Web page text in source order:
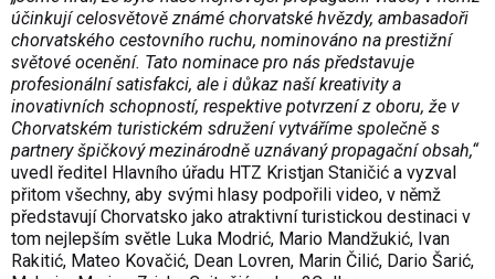
účinkují celosvětově známé chorvatské hvězdy, ambasadoři
chorvatského cestovního ruchu, nominováno na prestižní
světové ocenění. Tato nominace pro nás představuje
profesionální satisfakci, ale i důkaz naší kreativity a
inovativních schopností, respektive potvrzení z oboru, že v
Chorvatském turistickém sdružení vytváříme společně s
partnery špičkový mezinárodně uznávaný propagační obsah,“
uvedl ředitel Hlavního úřadu HTZ Kristjan Staničić a vyzval
přitom všechny, aby svými hlasy podpořili video, v němž
představují Chorvatsko jako atraktivní turistickou destinaci v
tom nejlepším světle Luka Modrić, Mario Mandžukić, Ivan
Rakitić, Mateo Kovačić, Dean Lovren, Marin Čilić, Dario Šarić,